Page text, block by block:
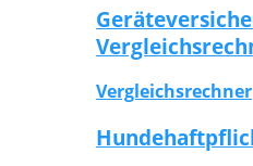
Vergleichsrechner